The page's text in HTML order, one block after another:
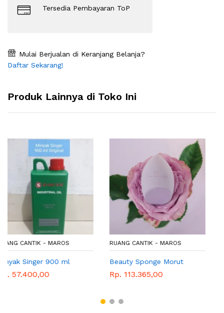
Tersedia Pembayaran ToP
Mulai Berjualan di Keranjang Belanja?
Daftar Sekarang!
Produk Lainnya di Toko Ini
RUANG CANTIK - MAROS
Beauty Sponge Morut
Rp. 113.365,00
RUANG CANTIK - MAROS
Meteran Asli Jerman 1,5
Rp. 22.960,00